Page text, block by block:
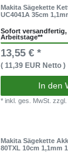
Makita Sägekette
UC4041A 35cm
Sofort
Arbeitstage**
13,55 € *
( 11,39 EUR Netto )
In den
* inkl. ges. MwSt.
Makita Sägekette
80TXL 10cm 1,1mm